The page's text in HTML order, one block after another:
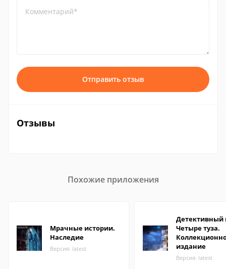
Комментарий*
Отправить отзыв
Отзывы
Похожие приложения
Мрачные истории.
Наследие
Версия: latest
Детективный
Четыре туза.
издание
Версия: latest